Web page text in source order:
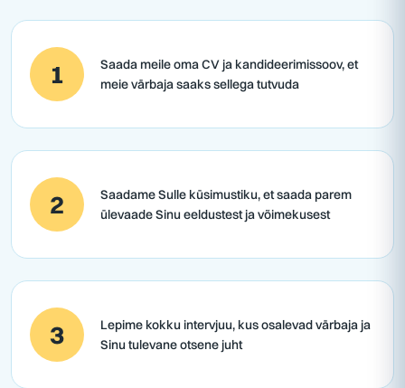
1
Saada meile oma CV ja kandideerimissoov, et
meie värbaja saaks sellega tutvuda
2
Saadame Sulle küsimustiku, et saada parem
ülevaade Sinu eeldustest ja võimekusest
3
Lepime kokku intervjuu, kus osalevad värbaja ja
Sinu tulevane otsene juht